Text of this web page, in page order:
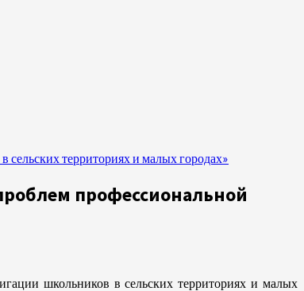
территориях и малых городах»
профессиональной
школьников в сельских территориях и малых